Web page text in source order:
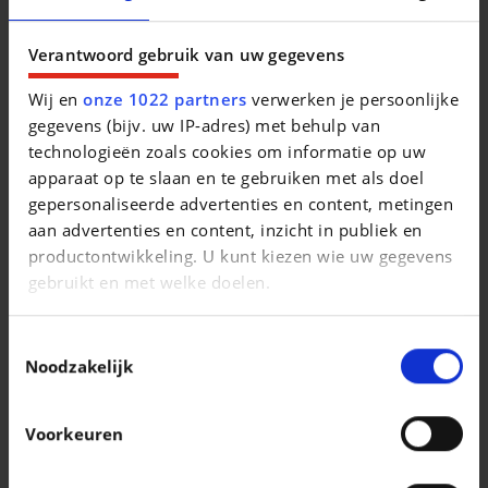
Verantwoord gebruik van uw gegevens
Wij enonze 1022 partners verwerken je persoonlijke
gegevens (bijv. uw IP-adres) met behulp van
technologieën zoals cookies om informatie op uw
apparaat op te slaan en te gebruiken met als doel
gepersonaliseerde advertenties en content, metingen
aan advertenties en content, inzicht in publiek en
productontwikkeling. U kunt kiezen wie uw gegevens
gebruikt en met welke doelen.
Informatie verzamelen over uw geografische
locatie, die tot een paar meter nauwkeurig kan zijn
Uw apparaat identificeren door het actief te
scannen op specifieke eigenschappen
Noodzakelijk
Voorkeuren
* Port USB
* Radio numÃ©rique (DAB)
* Soundsystem
* Conduite semi-autonome
* Correcteur de trajectoire ( ESP )
* Assistant au freinage d'urgence
* Assistant feux de route
* Avertisseur d'angle mort
* Limiteur de vitesse
* RÃ©gulateur de vitesse adaptatif
* SystÃ¨me de contrÃ´le de la pression pneus
* LivrÃ© avec pneus Ã©tÃ©
* Phares de jour LED